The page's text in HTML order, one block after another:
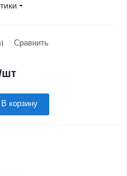
Сравнить
шт
В корзину